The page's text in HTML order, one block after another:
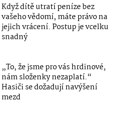
Když dítě utratí peníze bez
vašeho vědomí, máte právo na
jejich vrácení. Postup je vcelku
snadný
„To, že jsme pro vás hrdinové,
nám složenky nezaplatí.“
Hasiči se dožadují navýšení
mezd